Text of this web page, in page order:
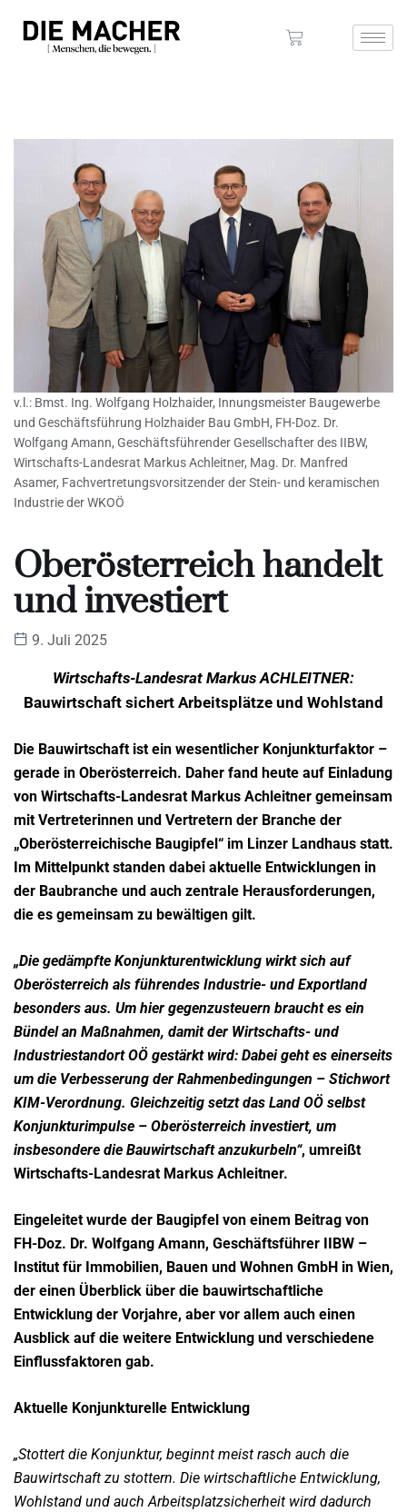
v.l.: Bmst. Ing. Wolfgang Holzhaider, Innungsmeister Baugewerbe
und Geschäftsführung Holzhaider Bau GmbH, FH-Doz. Dr.
Wolfgang Amann, Geschäftsführender Gesellschafter des IIBW,
Wirtschafts-Landesrat Markus Achleitner, Mag. Dr. Manfred
Asamer, Fachvertretungsvorsitzender der Stein- und keramischen
Industrie der WKOÖ
Oberösterreich handelt
und investiert
9. Juli 2025
Wirtschafts-Landesrat Markus ACHLEITNER:
Bauwirtschaft sichert Arbeitsplätze und Wohlstand
Die Bauwirtschaft ist ein wesentlicher Konjunkturfaktor –
gerade in Oberösterreich. Daher fand heute auf Einladung
von Wirtschafts-Landesrat Markus Achleitner gemeinsam
mit Vertreterinnen und Vertretern der Branche der
„Oberösterreichische Baugipfel“ im Linzer Landhaus statt.
Im Mittelpunkt standen dabei aktuelle Entwicklungen in
der Baubranche und auch zentrale Herausforderungen,
die es gemeinsam zu bewältigen gilt.
„Die gedämpfte Konjunkturentwicklung wirkt sich auf
Oberösterreich als führendes Industrie- und Exportland
besonders aus. Um hier gegenzusteuern braucht es ein
Bündel an Maßnahmen, damit der Wirtschafts- und
Industriestandort OÖ gestärkt wird: Dabei geht es einerseits
um die Verbesserung der Rahmenbedingungen – Stichwort
KIM-Verordnung. Gleichzeitig setzt das Land OÖ selbst
Konjunkturimpulse – Oberösterreich investiert, um
insbesondere die Bauwirtschaft anzukurbeln“, umreißt
Wirtschafts-Landesrat Markus Achleitner.
Eingeleitet wurde der Baugipfel von einem Beitrag von
FH-Doz. Dr. Wolfgang Amann, Geschäftsführer IIBW –
Institut für Immobilien, Bauen und Wohnen GmbH in Wien,
der einen Überblick über die bauwirtschaftliche
Entwicklung der Vorjahre, aber vor allem auch einen
Ausblick auf die weitere Entwicklung und verschiedene
Einflussfaktoren gab.
Aktuelle Konjunkturelle Entwicklung
„Stottert die Konjunktur, beginnt meist rasch auch die
Bauwirtschaft zu stottern. Die wirtschaftliche Entwicklung,
Wohlstand und auch Arbeitsplatzsicherheit wird dadurch